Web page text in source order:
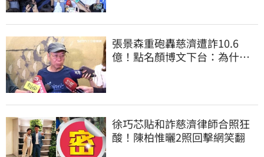
張景森重砲轟慈濟遭詐10.6
億！點名顏博文下台：為什麼
徐巧芯貼和詐慈濟律師合照狂
酸！陳柏惟曬2照回擊網笑翻